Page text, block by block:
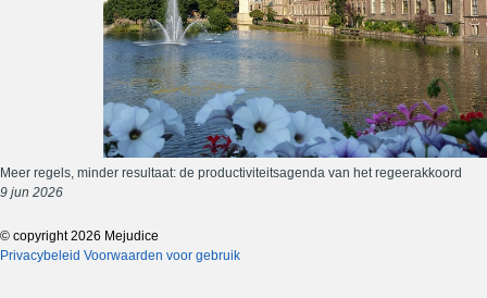
Meer regels, minder resultaat: de productiviteitsagenda van het regeerakkoord
9 jun 2026
© copyright 2026 Mejudice
Privacybeleid Voorwaarden voor gebruik